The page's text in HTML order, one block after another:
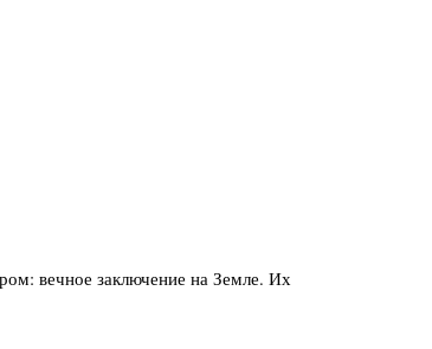
вечное заключение на Земле. Их